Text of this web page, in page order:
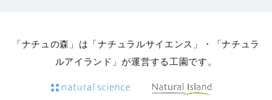
「ナチュの森」は「ナチュラルサイエンス」・「ナチュラ
ルアイランド」が運営する工園です。